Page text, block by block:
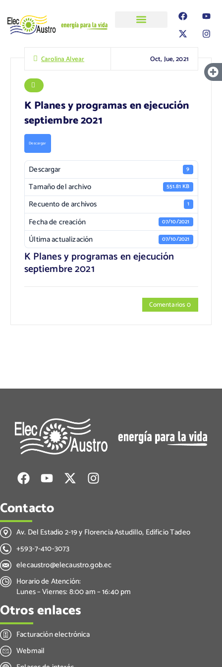
Carolina Alvear Oct, Jue, 2021
K Planes y programas en ejecución
septiembre 2021
Descargar
Descargar 9
Tamaño del archivo 551.81 KB
Recuento de archivos 1
Fecha de creación 07/10/2021
Última actualización 07/10/2021
K Planes y programas en ejecución
septiembre 2021
Comentarios 0
Contacto
Av. Del Estadio 2-19 y Florencia Astudillo, Edificio Tadeo
+593-7-410-3073
elecaustro@elecaustro.gob.ec
Horario de Atención:
Lunes – Viernes: 8:00 am – 16:40 pm
Otros enlaces
Facturación electrónica
Webmail